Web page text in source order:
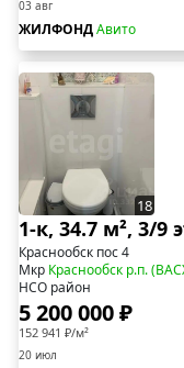
03 авг
ЖИЛФОНДАвито
18
1-к, 34.7 м², 3/9
Краснообск пос 4
Мкр Краснообск р.п.
НСО район
5 200 000 ₽
152 941 ₽/м²
20 июл